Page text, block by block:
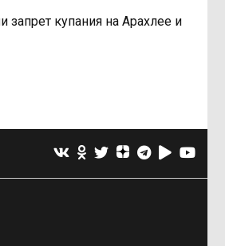
запрет купания на Арахлее и